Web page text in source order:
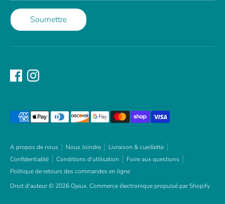
Soumettre
A propos de nous Nous Joindre
Livraison & cueillette
Confidentialité
Conditions d'utilisation
Foire aux questions
Politique de retours des commandes en ligne
Droit d'auteur © 2026Ojeux. Commerce électronique propulsé par Shopify
Méthodes
de
acceptées